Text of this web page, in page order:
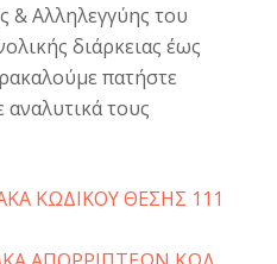
& Αλληλεγγύης του
διάρκειας έως
πατήστε
αναλυτικά τους
ΚΩΔΙΚΟΥ ΘΕΣΗΣ 111